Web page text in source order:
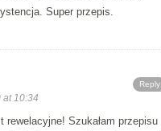
Super przepis.
Reply
at 10:34
rewelacyjne! Szukałam przepisu